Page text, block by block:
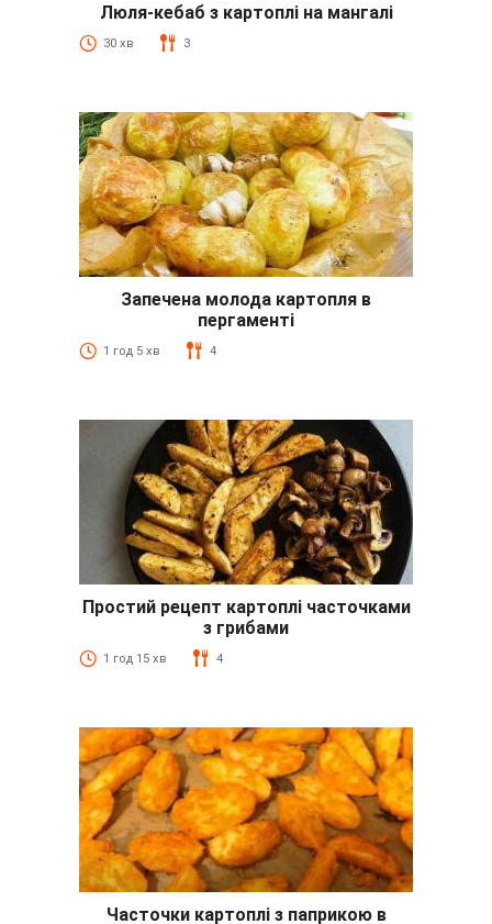
Люля-кебаб з картоплі на мангалі
30 хв 3
Запечена молода картопля в
пергаменті
1 год 5 хв 4
Простий рецепт картоплі часточками
з грибами
1 год 15 хв 4
Часточки картоплі з паприкою в